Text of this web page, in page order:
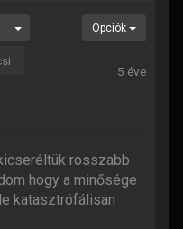
Opciók
5 éve
rosszabb
hogy a minősége
katasztrófálisan